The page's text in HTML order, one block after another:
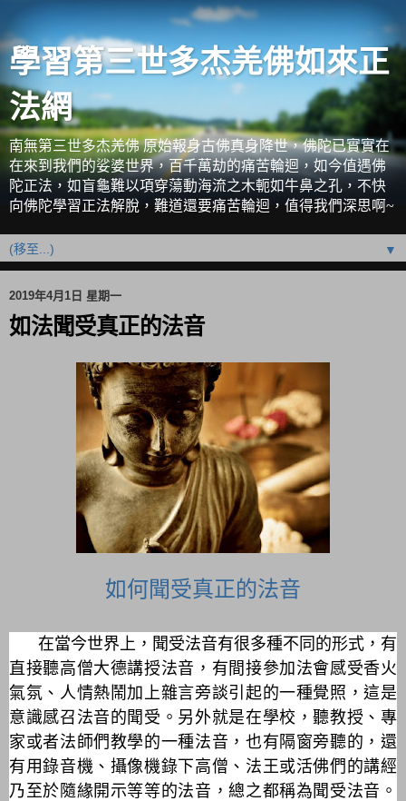
學習第三世多杰羌佛如來正
法網
南無第三世多杰羌佛 原始報身古佛真身降世，佛陀已實實在
在來到我們的娑婆世界，百千萬劫的痛苦輪迴，如今值遇佛
陀正法，如盲龜難以項穿蕩動海流之木軛如牛鼻之孔，不快
向佛陀學習正法解脫，難道還要痛苦輪迴，值得我們深思啊~
▼
2019年4月1日 星期一
如法聞受真正的法音
如何聞受真正的法音
在當今世界上，聞受法音有很多種不同的形式，有
直接聽高僧大德講授法音，有間接參加法會感受香火
氣氛、人情熱鬧加上雜言旁談引起的一種覺照，這是
意識感召法音的聞受。另外就是在學校，聽教授、專
家或者法師們教學的一種法音，也有隔窗旁聽的，還
有用錄音機、攝像機錄下高僧、法王或活佛們的講經
乃至於隨緣開示等等的法音，總之都稱為聞受法音。